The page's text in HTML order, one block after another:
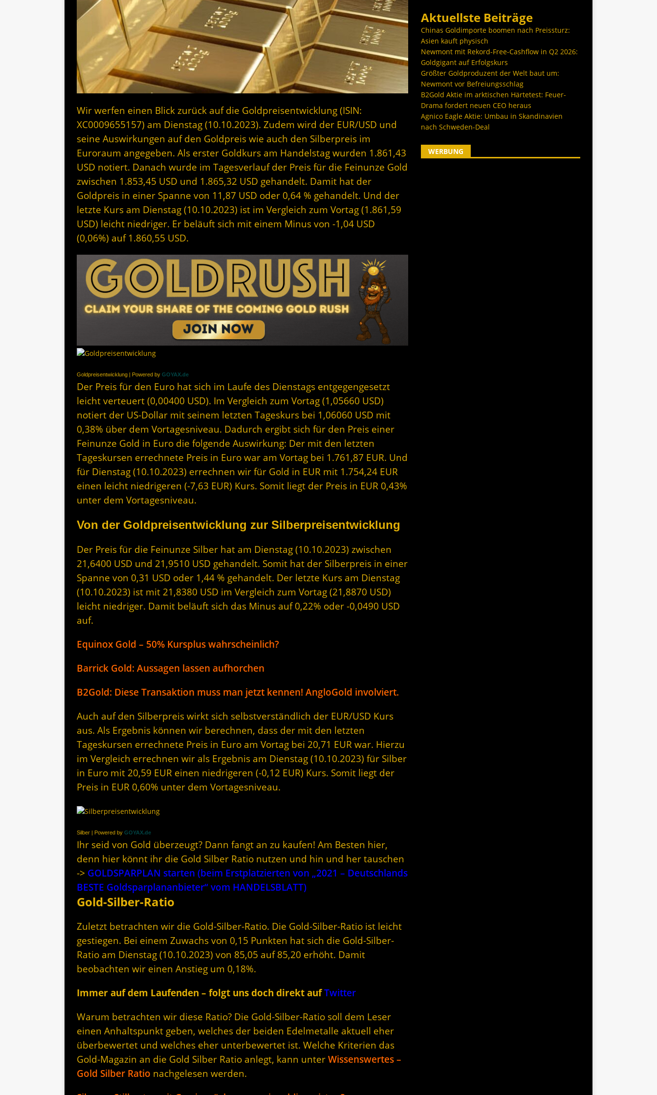
Wir werfen einen Blick zurück auf die Goldpreisentwicklung (ISIN:
XC0009655157) am Dienstag (10.10.2023). Zudem wird der EUR/USD und
seine Auswirkungen auf den Goldpreis wie auch den Silberpreis im
Euroraum angegeben. Als erster Goldkurs am Handelstag wurden 1.861,43
USD notiert. Danach wurde im Tagesverlauf der Preis für die Feinunze Gold
zwischen 1.853,45 USD und 1.865,32 USD gehandelt. Damit hat der
Goldpreis in einer Spanne von 11,87 USD oder 0,64 % gehandelt. Und der
letzte Kurs am Dienstag (10.10.2023) ist im Vergleich zum Vortag (1.861,59
USD) leicht niedriger. Er beläuft sich mit einem Minus von -1,04 USD
(0,06%) auf 1.860,55 USD.
Goldpreisentwicklung | Powered by GOYAX.de
Der Preis für den Euro hat sich im Laufe des Dienstags entgegengesetzt
leicht verteuert (0,00400 USD). Im Vergleich zum Vortag (1,05660 USD)
notiert der US-Dollar mit seinem letzten Tageskurs bei 1,06060 USD mit
0,38% über dem Vortagesniveau. Dadurch ergibt sich für den Preis einer
Feinunze Gold in Euro die folgende Auswirkung: Der mit den letzten
Tageskursen errechnete Preis in Euro war am Vortag bei 1.761,87 EUR. Und
für Dienstag (10.10.2023) errechnen wir für Gold in EUR mit 1.754,24 EUR
einen leicht niedrigeren (-7,63 EUR) Kurs. Somit liegt der Preis in EUR 0,43%
unter dem Vortagesniveau.
Von der Goldpreisentwicklung zur Silberpreisentwicklung
Der Preis für die Feinunze Silber hat am Dienstag (10.10.2023) zwischen
21,6400 USD und 21,9510 USD gehandelt. Somit hat der Silberpreis in einer
Spanne von 0,31 USD oder 1,44 % gehandelt. Der letzte Kurs am Dienstag
(10.10.2023) ist mit 21,8380 USD im Vergleich zum Vortag (21,8870 USD)
leicht niedriger. Damit beläuft sich das Minus auf 0,22% oder -0,0490 USD
auf.
Equinox Gold – 50% Kursplus wahrscheinlich?
Barrick Gold: Aussagen lassen aufhorchen
B2Gold: Diese Transaktion muss man jetzt kennen! AngloGold involviert.
Auch auf den Silberpreis wirkt sich selbstverständlich der EUR/USD Kurs
aus. Als Ergebnis können wir berechnen, dass der mit den letzten
Tageskursen errechnete Preis in Euro am Vortag bei 20,71 EUR war. Hierzu
im Vergleich errechnen wir als Ergebnis am Dienstag (10.10.2023) für Silber
in Euro mit 20,59 EUR einen niedrigeren (-0,12 EUR) Kurs. Somit liegt der
Preis in EUR 0,60% unter dem Vortagesniveau.
Silber | Powered by GOYAX.de
Ihr seid von Gold überzeugt? Dann fangt an zu kaufen! Am Besten hier,
denn hier könnt ihr die Gold Silber Ratio nutzen und hin und her tauschen
-> GOLDSPARPLAN starten (beim Erstplatzierten von „2021 – Deutschlands
BESTE Goldsparplananbieter“ vom HANDELSBLATT)
Gold-Silber-Ratio
Zuletzt betrachten wir die Gold-Silber-Ratio. Die Gold-Silber-Ratio ist leicht
gestiegen. Bei einem Zuwachs von 0,15 Punkten hat sich die Gold-Silber-
Ratio am Dienstag (10.10.2023) von 85,05 auf 85,20 erhöht. Damit
beobachten wir einen Anstieg um 0,18%.
Immer auf dem Laufenden – folgt uns doch direkt aufTwitter
Warum betrachten wir diese Ratio? Die Gold-Silber-Ratio soll dem Leser
einen Anhaltspunkt geben, welches der beiden Edelmetalle aktuell eher
überbewertet und welches eher unterbewertet ist. Welche Kriterien das
Gold-Magazin an die Gold Silber Ratio anlegt, kann unter Wissenswertes –
Gold Silber Ratio nachgelesen werden.
Aktuellste Beiträge
Chinas Goldimporte boomen nach Preissturz:
Asien kauft physisch
Newmont mit Rekord-Free-Cashflow in Q2 2026:
Goldgigant auf Erfolgskurs
Größter Goldproduzent der Welt baut um:
Newmont vor Befreiungsschlag
B2Gold Aktie im arktischen Härtetest: Feuer-
Drama fordert neuen CEO heraus
Agnico Eagle Aktie: Umbau in Skandinavien
nach Schweden-Deal
WERBUNG